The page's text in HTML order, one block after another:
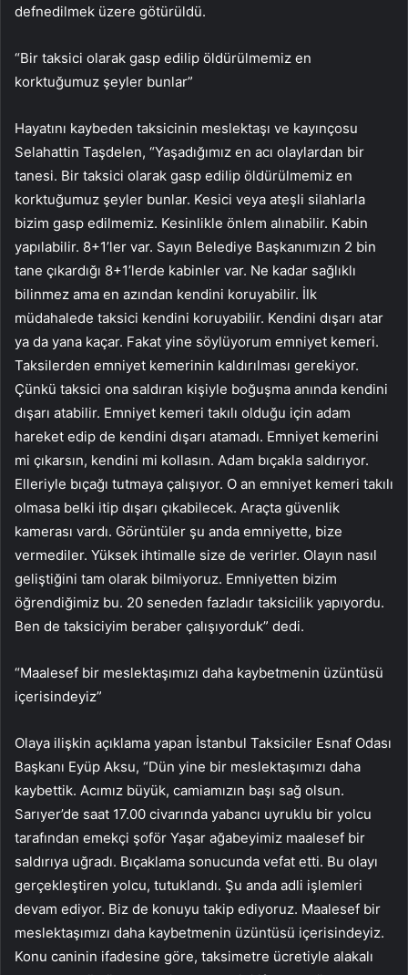
defnedilmek üzere götürüldü.
“Bir taksici olarak gasp edilip öldürülmemiz en
korktuğumuz şeyler bunlar”
Hayatını kaybeden taksicinin meslektaşı ve kayınçosu
Selahattin Taşdelen, “Yaşadığımız en acı olaylardan bir
tanesi. Bir taksici olarak gasp edilip öldürülmemiz en
korktuğumuz şeyler bunlar. Kesici veya ateşli silahlarla
bizim gasp edilmemiz. Kesinlikle önlem alınabilir. Kabin
yapılabilir. 8+1’ler var. Sayın Belediye Başkanımızın 2 bin
tane çıkardığı 8+1’lerde kabinler var. Ne kadar sağlıklı
bilinmez ama en azından kendini koruyabilir. İlk
müdahalede taksici kendini koruyabilir. Kendini dışarı atar
ya da yana kaçar. Fakat yine söylüyorum emniyet kemeri.
Taksilerden emniyet kemerinin kaldırılması gerekiyor.
Çünkü taksici ona saldıran kişiyle boğuşma anında kendini
dışarı atabilir. Emniyet kemeri takılı olduğu için adam
hareket edip de kendini dışarı atamadı. Emniyet kemerini
mi çıkarsın, kendini mi kollasın. Adam bıçakla saldırıyor.
Elleriyle bıçağı tutmaya çalışıyor. O an emniyet kemeri takılı
olmasa belki itip dışarı çıkabilecek. Araçta güvenlik
kamerası vardı. Görüntüler şu anda emniyette, bize
vermediler. Yüksek ihtimalle size de verirler. Olayın nasıl
geliştiğini tam olarak bilmiyoruz. Emniyetten bizim
öğrendiğimiz bu. 20 seneden fazladır taksicilik yapıyordu.
Ben de taksiciyim beraber çalışıyorduk” dedi.
“Maalesef bir meslektaşımızı daha kaybetmenin üzüntüsü
içerisindeyiz”
Olaya ilişkin açıklama yapan İstanbul Taksiciler Esnaf Odası
Başkanı Eyüp Aksu, “Dün yine bir meslektaşımızı daha
kaybettik. Acımız büyük, camiamızın başı sağ olsun.
Sarıyer’de saat 17.00 civarında yabancı uyruklu bir yolcu
tarafından emekçi şoför Yaşar ağabeyimiz maalesef bir
saldırıya uğradı. Bıçaklama sonucunda vefat etti. Bu olayı
gerçekleştiren yolcu, tutuklandı. Şu anda adli işlemleri
devam ediyor. Biz de konuyu takip ediyoruz. Maalesef bir
meslektaşımızı daha kaybetmenin üzüntüsü içerisindeyiz.
Konu caninin ifadesine göre, taksimetre ücretiyle alakalı